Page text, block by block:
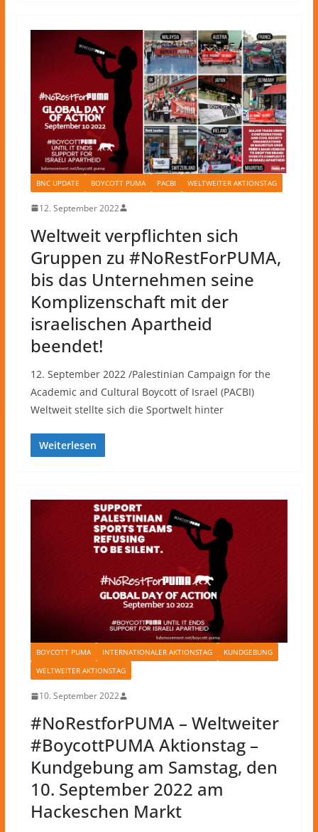
BNC UPDATE BOYCOTT PUMA PACBI WELTWEITER AKTIONSTAG
12. September 2022
Weltweit verpflichten sich
Gruppen zu #NoRestForPUMA,
bis das Unternehmen seine
Komplizenschaft mit der
israelischen Apartheid
beendet!
12. September 2022 /Palestinian Campaign for the
Academic and Cultural Boycott of Israel (PACBI)
Weltweit stellte sich die Sportwelt hinter
Weiterlesen
BOYCOTT PUMA INTERNATIONALER AKTIONSTAG
KUNDGEBUNG
WELTWEITER AKTIONSTAG
10. September 2022
#NoRestforPUMA – Weltweiter
#BoycottPUMA Aktionstag –
Kundgebung am Samstag, den
10. September 2022 am
Hackeschen Markt